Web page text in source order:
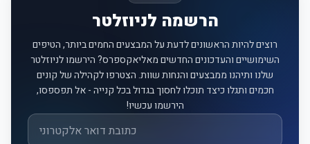
הרשמה לניוזלטר
רוצים להיות הראשונים לדעת על המבצעים החמים ביותר, הטיפים
השימושיים והעדכונים החדשים מאליאקספרס? הירשמו לניוזלטר
שלנו ותיהנו ממבצעים והנחות שוות. הצטרפו לקהילה של קונים
חכמים ותגלו כיצד תוכלו לחסוך בגדול בכל קנייה - אל תפספסו,
הירשמו עכשיו!
אימייל